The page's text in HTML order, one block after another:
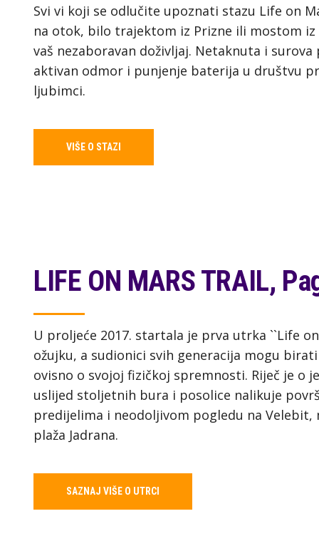
Svi vi koji se odlučite upoznati stazu Life on
na otok, bilo trajektom iz Prizne ili mostom
vaš nezaboravan doživljaj. Netaknuta i
aktivan odmor i punjenje baterija u društvu
ljubimci.
VIŠE O STAZI
LIFE ON MARS TRAIL,
U proljeće 2017. startala je prva utrka ``Life
ožujku, a sudionici svih generacija mogu
ovisno o svojoj fizičkoj spremnosti. Riječ je o
uslijed stoljetnih bura i posolice nalikuje
predijelima i neodoljivom pogledu na
plaža Jadrana.
SAZNAJ VIŠE O UTRCI